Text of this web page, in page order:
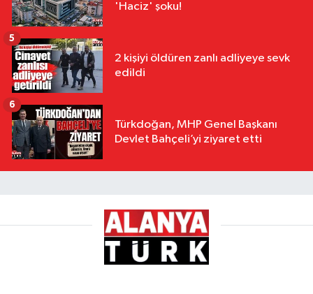
'Haciz' şoku!
2 kişiyi öldüren zanlı adliyeye sevk
edildi
5
Türkdoğan, MHP Genel Başkanı
Devlet Bahçeli’yi ziyaret etti
6